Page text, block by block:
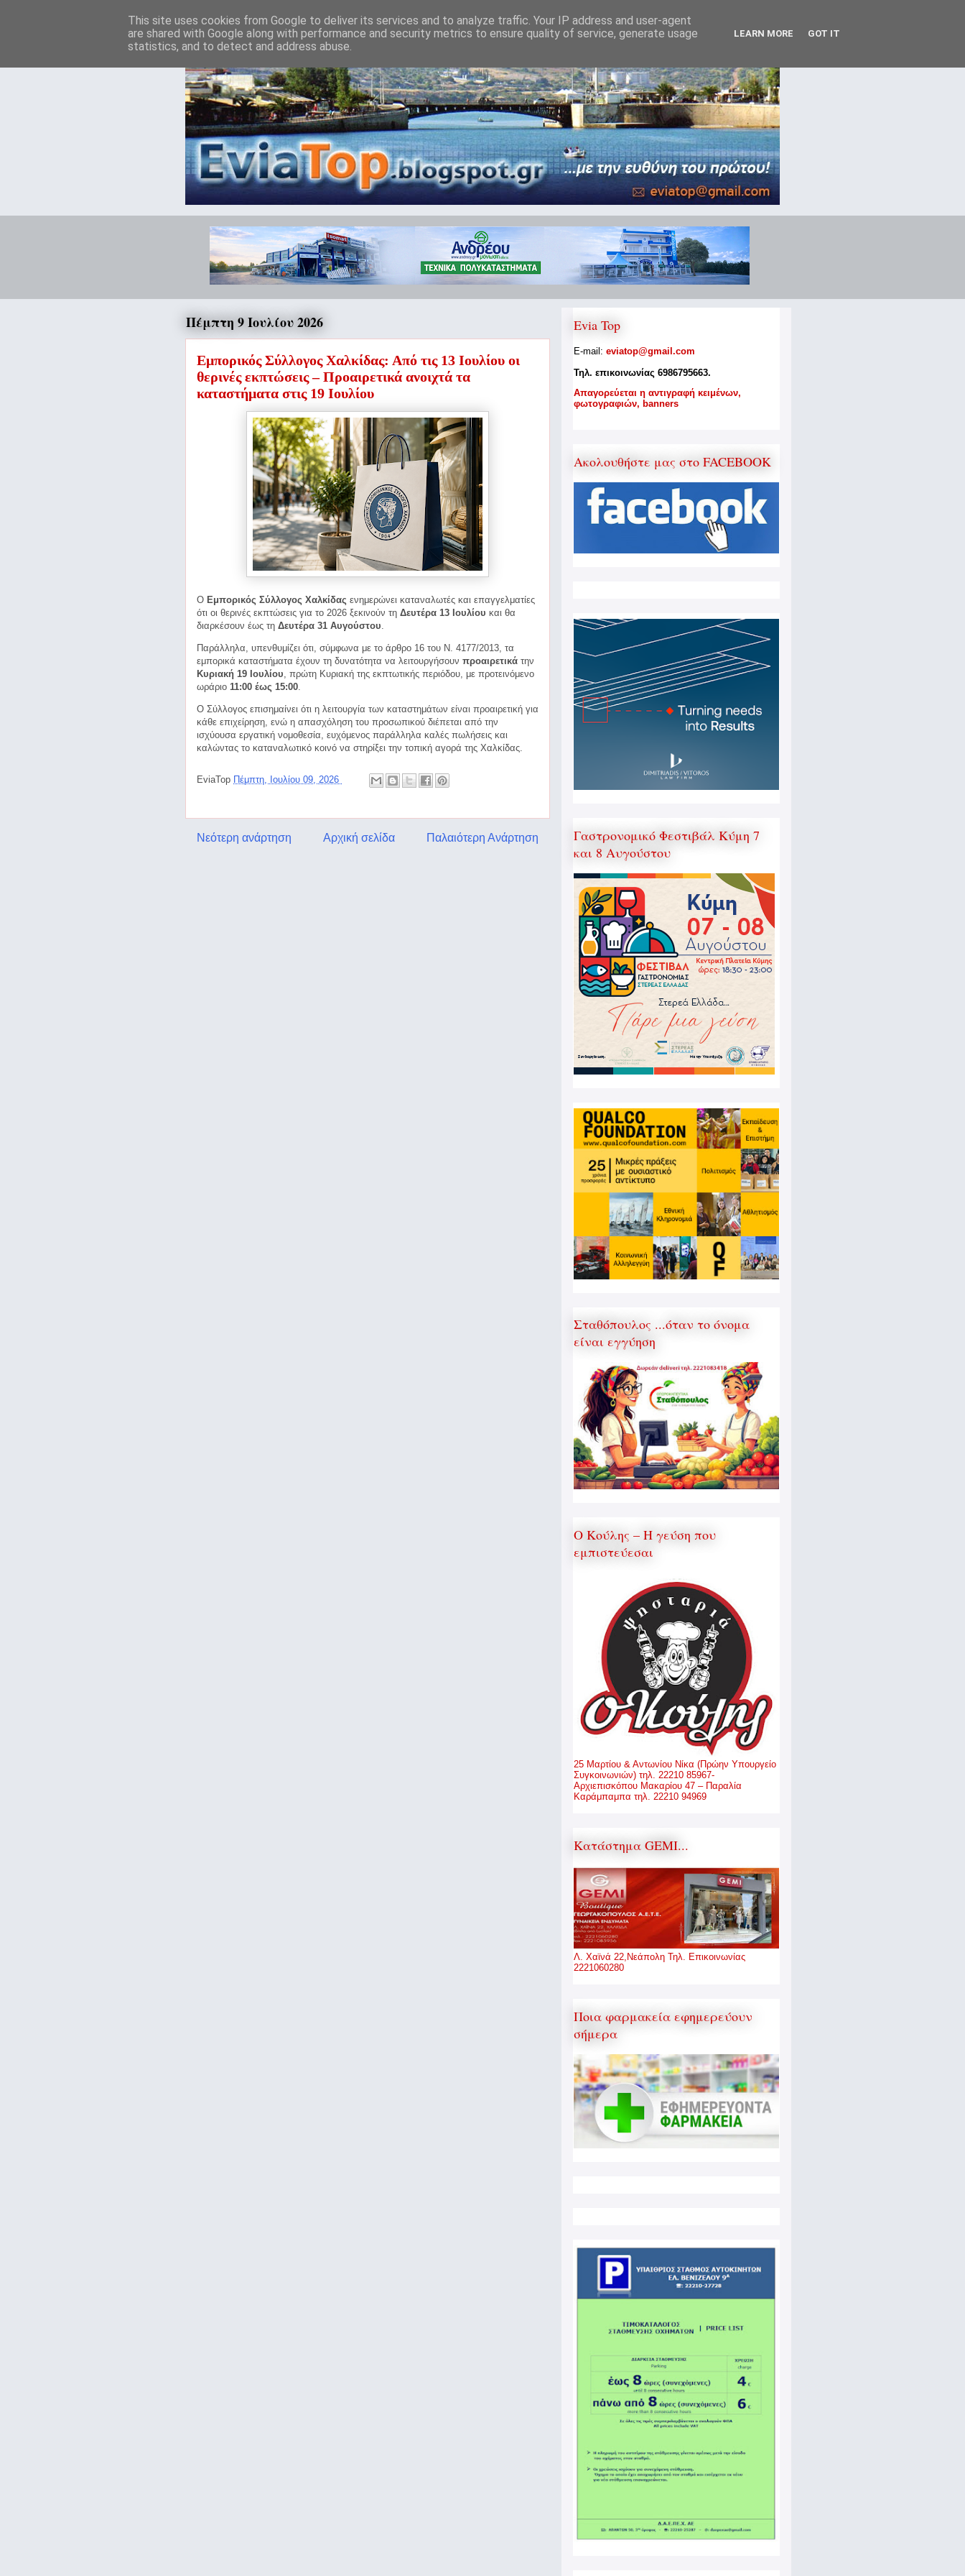
Πέμπτη 9 Ιουλίου 2026
Εμπορικός Σύλλογος Χαλκίδας: Από τις 13 Ιουλίου οι
θερινές εκπτώσεις – Προαιρετικά ανοιχτά τα
καταστήματα στις 19 Ιουλίου
Ο Εμπορικός Σύλλογος Χαλκίδας ενημερώνει καταναλωτές και επαγγελματίες
ότι οι θερινές εκπτώσεις για το 2026 ξεκινούν τη Δευτέρα 13 Ιουλίου και θα
διαρκέσουν έως τη Δευτέρα 31 Αυγούστου.
Παράλληλα, υπενθυμίζει ότι, σύμφωνα με το άρθρο 16 του Ν. 4177/2013, τα
εμπορικά καταστήματα έχουν τη δυνατότητα να λειτουργήσουν προαιρετικά την
Κυριακή 19 Ιουλίου, πρώτη Κυριακή της εκπτωτικής περιόδου, με προτεινόμενο
ωράριο 11:00 έως 15:00.
Ο Σύλλογος επισημαίνει ότι η λειτουργία των καταστημάτων είναι προαιρετική για
κάθε επιχείρηση, ενώ η απασχόληση του προσωπικού διέπεται από την
ισχύουσα εργατική νομοθεσία, ευχόμενος παράλληλα καλές πωλήσεις και
καλώντας το καταναλωτικό κοινό να στηρίξει την τοπική αγορά της Χαλκίδας.
EviaTop Πέμπτη, Ιουλίου 09, 2026
Νεότερη ανάρτηση Παλαιότερη Ανάρτηση
Αρχική σελίδα
Evia Top
E-mail: eviatop@gmail.com
Τηλ. επικοινωνίας 6986795663.
Aπαγορεύεται η αντιγραφή κειμένων,
φωτογραφιών, banners
Ακολουθήστε μας στο FACEBOOK
Γαστρονομικό Φεστιβάλ Κύμη 7
και 8 Αυγούστου
Σταθόπουλος ...όταν το όνομα
είναι εγγύηση
Ο Κούλης – Η γεύση που
εμπιστεύεσαι
25 Μαρτίου & Αντωνίου Νίκα (Πρώην Υπουργείο
Συγκοινωνιών) τηλ. 22210 85967-
Αρχιεπισκόπου Μακαρίου 47 – Παραλία
Καράμπαμπα τηλ. 22210 94969
Κατάστημα GEMI...
Λ. Χαϊνά 22,Νεάπολη Τηλ. Επικοινωνίας
2221060280
Ποια φαρμακεία εφημερεύουν
σήμερα
This site uses cookies from Google to deliver its services and to analyze traffic. Your IP address and user-agent
are shared with Google along with performance and security metrics to ensure quality of service, generate usage
statistics, and to detect and address abuse.
LEARN MORE GOT IT